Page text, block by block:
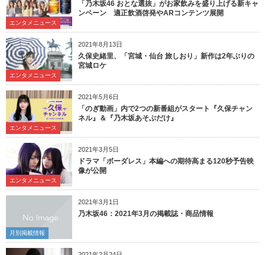
エンタメニュース
「乃木坂46 おとな選抜」がお家飲みを盛り上げる新キャ
ンペーン 適正飲酒啓発やARコンテンツ展開
2021年8月13日
エンタメニュース
久保史緒里、「宮城・仙台 旅しおり」新作は2年ぶりの
宮城ロケ
2021年5月6日
エンタメニュース
「のぎ動画」内で2つの新番組がスタート『久保チャン
ネル』＆『乃木坂あそぶだけ』
2021年3月5日
エンタメニュース
ドラマ「ボーダレス」本編への期待高まる120秒予告映
像が公開
2021年3月1日
月別掲載情報
乃木坂46：2021年3月の掲載誌・商品情報